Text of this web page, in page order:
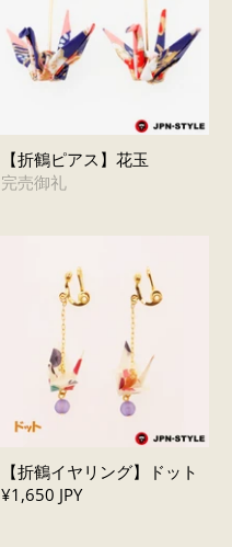
【折鶴ピアス】花玉
完売御礼
【折鶴イヤリング】ドット
¥1,650 JPY